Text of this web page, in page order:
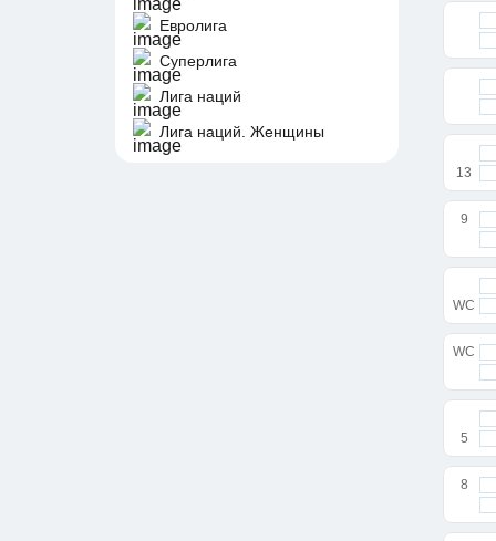
Евролига
Суперлига
Лига наций
Лига наций. Женщины
13
9
WC
WC
5
8